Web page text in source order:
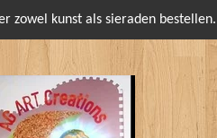
zowel kunst als sieraden bestellen.